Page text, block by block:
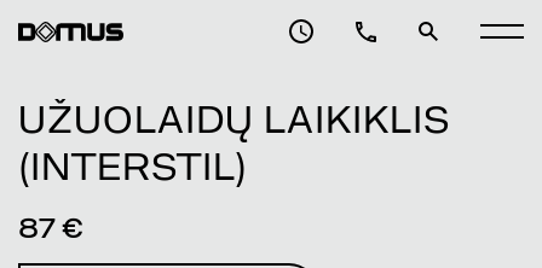
UŽUOLAIDŲ LAIKIKLIS
(INTERSTIL)
87 €